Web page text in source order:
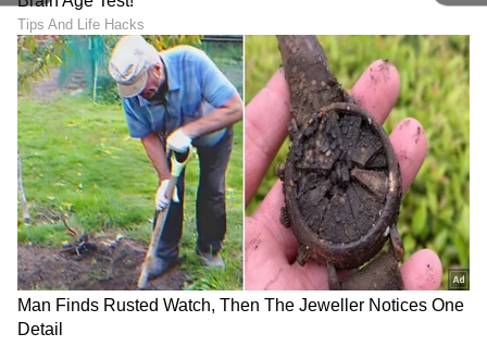
ABOUT THE AUTHOR
MRMahmad Rafik
ಮಹ್ಮದ್ ರಫಿಕ್ ವಿಜಯಪುರದ ಬೇನಾಳ RC ಗ್ರಾಮದವನು. ಪಬ್ಲಿಕ್
ಟಿವಿ ಡಿಜಿಟಲ್, ನ್ಯೂಸ್ 18 ಕನ್ನಡ, ಇದೀಗ ಏಷ್ಯಾನೆಟ್ ಕನ್ನಡ ಸೇರಿ
ಡಿಜಿಟಲ್ ಮಾಧ್ಯಮದಲ್ಲಿ 8 ವರ್ಷಗಳ ಅನುಭವ. ಎಂ.ಕಾಂ. ಓದಿ
ಕೆಲಸ ಆರಂಭಿಸಿದ್ದು ಖಾಸಗಿ ಬ್ಯಾಂಕ್‌ವೊಂದರಲ್ಲಿ. ಆಕರ್ಷಿಸಿದ್ದು
ಪತ್ರಿಕೋದ್ಯಮ. ಯಾವ ಟಾಪಿಕ್ ಕೊಟ್ಟರೂ ಬರೆಯಬಲ್ಲೆ. ಓಟಿಟಿ
ಮೂವಿ ನೋಡೋದು ಇಷ್ಟ.
ಸ್ಮಾರ್ಟ್‌ಫೋನ್ ಮೊಬೈಲ್ ತಂತ್ರಜ್ಞಾನ